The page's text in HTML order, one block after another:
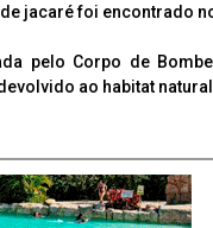
jacaré foi encontrado
pelo Corpo de
ao habitat